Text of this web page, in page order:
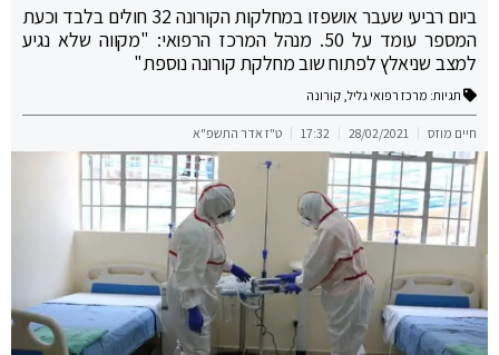
ביום רביעי שעבר אושפזו במחלקות הקורונה 32 חולים בלבד וכעת
המספר עומד על 50. מנהל המרכז הרפואי: "מקווה שלא נגיע
למצב שניאלץ לפתוח שוב מחלקת קורונה נוספת"
תגיות: מרכז רפואי גליל, קורונה
חיים מוזס 28/02/2021
17:32 ט"ז אדר התשפ"א